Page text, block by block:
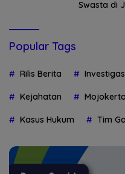
Swasta di
Popular Tags
Rilis Berita
Kejahatan Mojokerto
Kasus Hukum Tim